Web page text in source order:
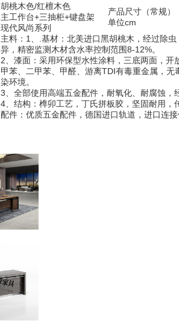
胡桃木色/红檀木色
产品尺寸（常规）
单位cm
主工作台+三抽柜+键盘架
现代风尚系列
主料：1、.基材：北美进口黑胡桃木，经过除
异，精密监测木材含水率控制范围8-12%。
2、漆面：采用环保型水性涂料，三底两面，开
甲苯、二甲苯、甲醛、游离TDI有毒重金属，
染环境。
3、全部使用高端五金配件，耐氧化、耐腐蚀，
4、结构：榫卯工艺，丁氏拼板胶，坚固耐用，
配件：优质五金配件，德国进口轨道，进口连